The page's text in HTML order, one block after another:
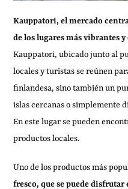
Kauppatori, el mercado
de los lugares más vibrantes
Kauppatori, ubicado junto al
locales y turistas se reúnen
finlandesa, sino también un
islas cercanas o simplemente
En este lugar se pueden
productos locales.
Uno de los productos más
fresco, que se puede